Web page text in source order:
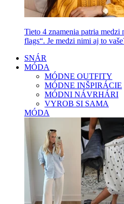
Tieto 4 znamenia patria medzi
flags“. Je medzi nimi aj to
SNÁR
MÓDA
MÓDNE OUTFITY
MÓDNE INŠPIRÁCIE
MÓDNI NÁVRHÁRI
VYROB SI SAMA
MÓDA